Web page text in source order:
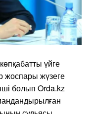
үйге
жоспары жүзеге
болып Orda.kz